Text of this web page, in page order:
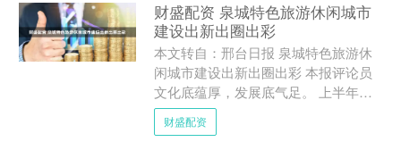
财盛配资 泉城特色旅游休闲城市
建设出新出圈出彩
本文转自：邢台日报 泉城特色旅游休
闲城市建设出新出圈出彩 本报评论员
文化底蕴厚，发展底气足。 上半年，
我市深入实施“文化兴市”战略，精心打
造“一街一河五湖十六....
财盛配资